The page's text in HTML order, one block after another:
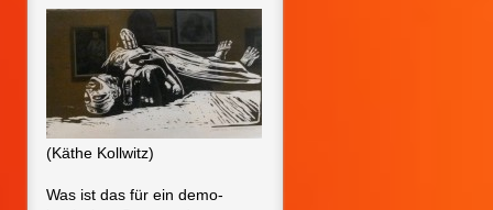
(Käthe Kollwitz)
Was ist das für ein demo-